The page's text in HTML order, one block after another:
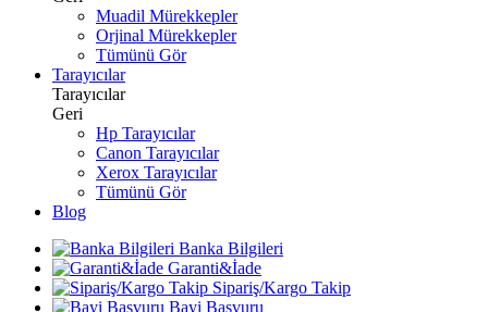
Muadil Mürekkepler
Orjinal Mürekkepler
Tümünü Gör
Tarayıcılar
Tarayıcılar
Geri
Hp Tarayıcılar
Canon Tarayıcılar
Xerox Tarayıcılar
Tümünü Gör
Blog
Banka Bilgileri
Garanti&İade
Sipariş/Kargo Takip
Bayi Başvuru